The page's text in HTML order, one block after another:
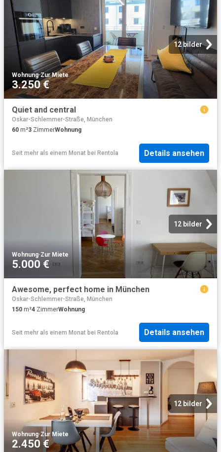
12 bilder
Wohnung·Zur Miete
3.250 €
Quiet and central
Oskar-Schlemmer-Straße, München
60 m²3 ZimmerWohnung
Seit mehr als einem Monat bei Rentola Details ansehen
12 bilder
Wohnung·Zur Miete
5.000 €
Awesome, perfect home in München
Oskar-Schlemmer-Straße, München
150 m²4 ZimmerWohnung
Seit mehr als einem Monat bei Rentola Details ansehen
12 bilder
Wohnung·Zur Miete
2.450 €